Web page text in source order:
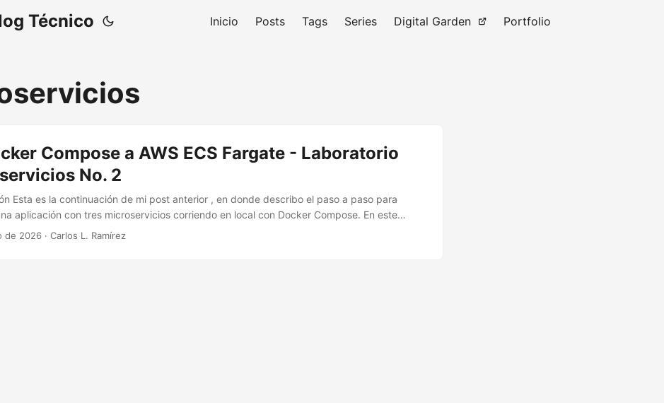
Técnico Inicio Posts Tags Series Digital Garden Portfolio
Compose a AWS ECS Fargate - Laboratorio
No. 2
Esta es la continuación de mi post anterior , en donde describo el paso a paso para
aplicación con tres microservicios corriendo en local con Docker Compose. En este
el proceso para desplegar la misma aplicación en la nube de AWS utilizando
de 2026 · Carlos L. Ramírez